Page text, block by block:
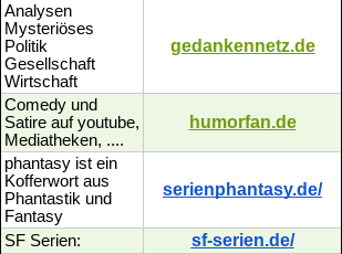
Analysen
Mysteriöses
Politik
Gesellschaft
Wirtschaft
gedankennetz.de
Comedy und
Satire auf youtube,
Mediatheken, ....
humorfan.de
phantasy ist ein
Kofferwort aus
Phantastik und
Fantasy
serienphantasy.de/
SF Serien: sf-serien.de/